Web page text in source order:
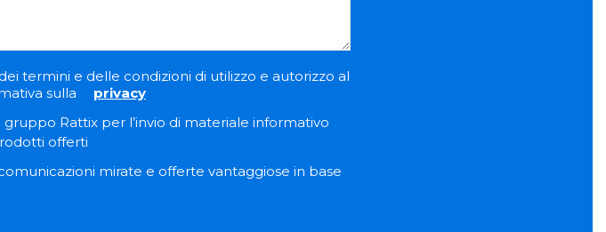
termini e delle condizioni di utilizzo e autorizzo al
sulla
privacy
Rattix per l’invio di materiale informativo
offerti
mirate e offerte vantaggiose in base